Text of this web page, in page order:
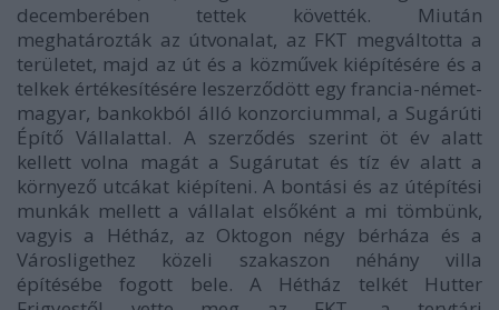
decemberében tettek követték. Miután
meghatározták az útvonalat, az FKT megváltotta a
területet, majd az út és a közművek kiépítésére és a
telkek értékesítésére leszerződött egy francia-német-
magyar, bankokból álló konzorciummal, a Sugárúti
Építő Vállalattal. A szerződés szerint öt év alatt
kellett volna magát a Sugárutat és tíz év alatt a
környező utcákat kiépíteni. A bontási és az útépítési
munkák mellett a vállalat elsőként a mi tömbünk,
vagyis a Hétház, az Oktogon négy bérháza és a
Városligethez közeli szakaszon néhány villa
építésébe fogott bele. A Hétház telkét Hutter